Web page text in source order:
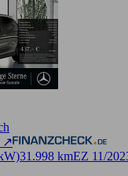
↗
31.998 kmEZ 11/